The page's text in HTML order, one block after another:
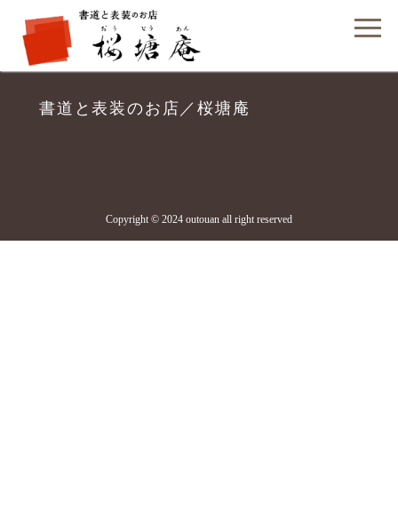
フォームでのお問い合わせ
書道と表装のお店／桜塘庵
Copyright © 2024 outouan all right reserved